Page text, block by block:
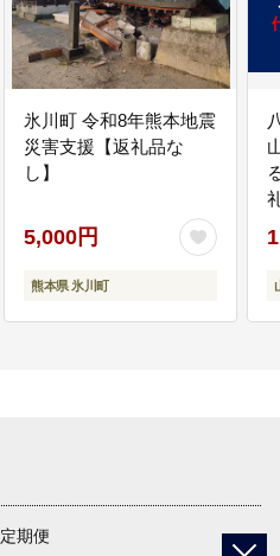
氷川町 令和8年熊本地震
災害支援【返礼品な
し】
5,000円
熊本県 氷川町
定期便